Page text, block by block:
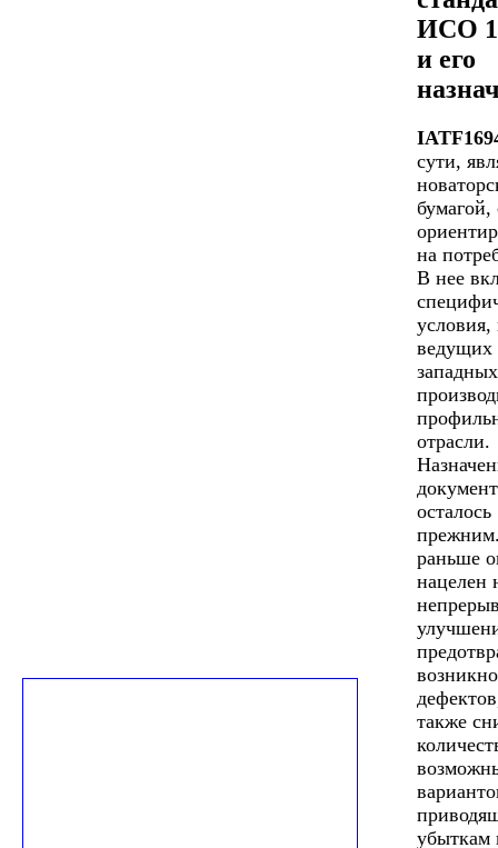
ИСО
и его
сути,
бумагой,
на
В нее
условия,
ведущих
западных
отрасли.
осталось
раньше
нацелен
также
убыткам